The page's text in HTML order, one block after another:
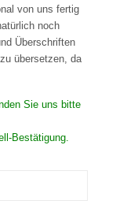
von uns fertig
noch
Überschriften
übersetzen, da
Sie uns bitte
Bestätigung.